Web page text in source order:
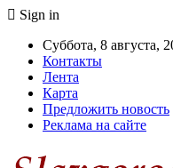
Sign in
Суббота, 8 августа,
Контакты
Лента
Карта
Предложить новость
Реклама на сайте